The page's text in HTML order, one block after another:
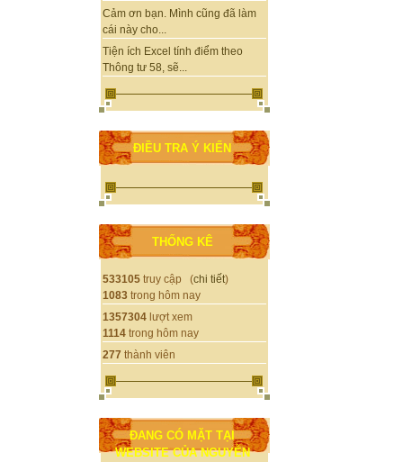
Cảm ơn bạn. Mình cũng đã làm
cái này cho...
Tiện ích Excel tính điểm theo
Thông tư 58, sẽ...
ĐIỀU TRA Ý KIẾN
THỐNG KÊ
533105 truy cập (chi tiết)
1083 trong hôm nay
1357304 lượt xem
1114 trong hôm nay
277 thành viên
ĐANG CÓ MẶT TẠI
WEBSITE CỦA NGUYỄN